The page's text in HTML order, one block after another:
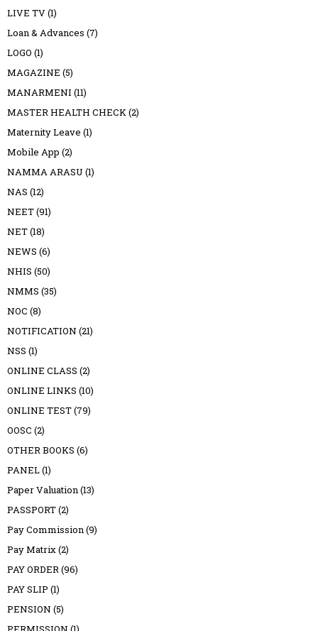
LIVE TV(1)
Loan & Advances (7)
LOGO (1)
MAGAZINE (5)
MANARMENI (11)
MASTER HEALTH CHECK(2)
Maternity Leave (1)
Mobile App (2)
NAMMA ARASU (1)
NAS (12)
NEET(91)
NET(18)
NEWS (6)
NHIS (50)
NMMS (35)
NOC (8)
NOTIFICATION (21)
NSS (1)
ONLINE CLASS (2)
ONLINE LINKS (10)
ONLINE TEST(79)
OOSC (2)
OTHER BOOKS (6)
PANEL(1)
Paper Valuation(13)
PASSPORT(2)
Pay Commission(9)
Pay Matrix(2)
PAY ORDER(96)
PAY SLIP (1)
PENSION (5)